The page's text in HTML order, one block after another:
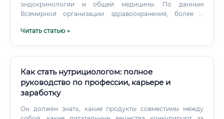
эндокринологии и общей медицины. По данным
Всемирной организации здравоохранения, более 2
микроэлементов, а ожирение приобрело масштабы
Читать статью →
Как стать нутрициологом: полное
руководство по профессии, карьере и
заработку
Он должен знать, какие продукты совместимы между